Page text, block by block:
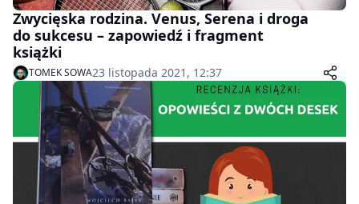
Zwycięska rodzina. Venus, Serena i droga
do sukcesu – zapowiedź i fragment
książki
TOMEK SOWA23 listopada 2021, 12:37